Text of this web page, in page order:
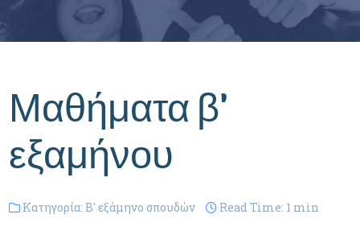
Μαθήματα β'
εξαμήνου
Κατηγορία: Β' εξάμηνο σπουδών Read Time: 1 min